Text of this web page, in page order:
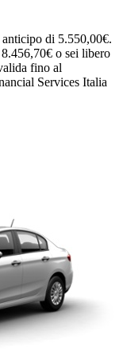
di 5.550,00€.
o sei libero
fino al
Services Italia